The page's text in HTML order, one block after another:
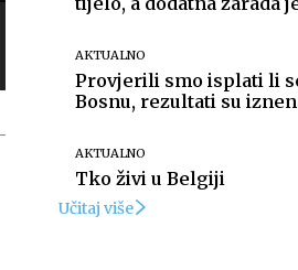
AKTUALNO
Provjerili smo isplati li
Bosnu, rezultati su
AKTUALNO
Tko živi u Belgiji
Učitaj više